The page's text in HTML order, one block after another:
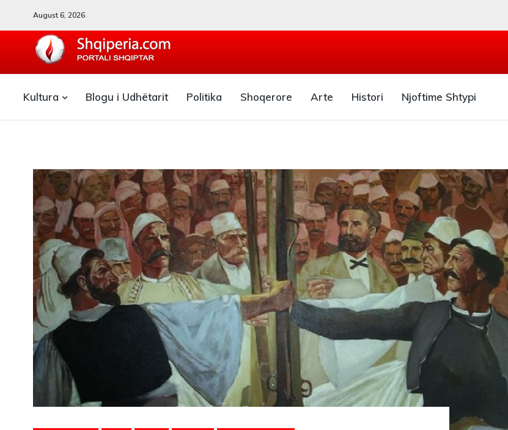
August 6, 2026
Kultura Blogu i Udhëtarit Politika Shoqerore Arte Histori Njoftime Shtypi